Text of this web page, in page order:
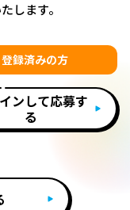
します。
登録済みの方
ンして応募す
る